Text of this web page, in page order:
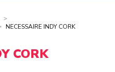
NECESSAIRE INDY CORK
CORK